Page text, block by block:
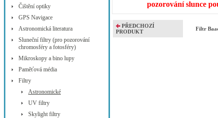
Čištění optiky
GPS Navigace
Astronomická literatura
Sluneční filtry (pro pozorování
chromosféry a fotosféry)
Mikroskopy a bino lupy
Paměťová média
Filtry
Astronomické
UV filtry
Skylight filtry
pozorování slunce
PŘEDCHOZÍ
PRODUKT
Filtr